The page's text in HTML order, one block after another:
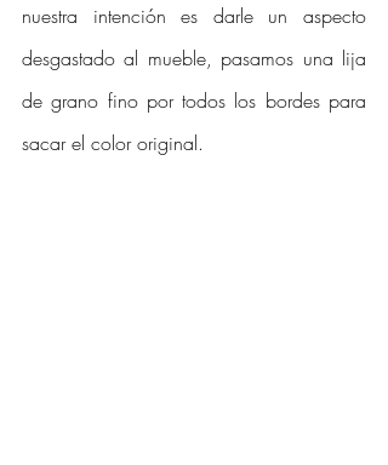
nuestra intención es darle un aspecto
desgastado al mueble, pasamos una lija
de grano fino por todos los bordes para
sacar el color original.